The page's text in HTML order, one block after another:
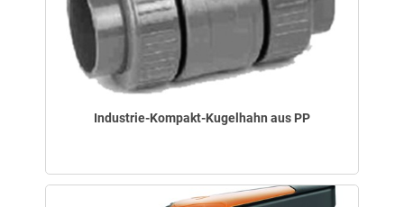
Industrie-Kompakt-Kugelhahn aus PP